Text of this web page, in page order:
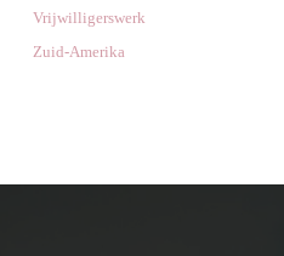
Vrijwilligerswerk
Zuid-Amerika